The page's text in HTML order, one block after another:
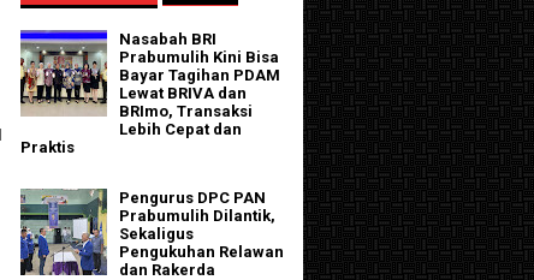
Nasabah BRI
Prabumulih Kini Bisa
Bayar Tagihan PDAM
Lewat BRIVA dan
BRImo, Transaksi
Lebih Cepat dan
Praktis
Pengurus DPC PAN
Prabumulih Dilantik,
Sekaligus
Pengukuhan Relawan
dan Rakerda